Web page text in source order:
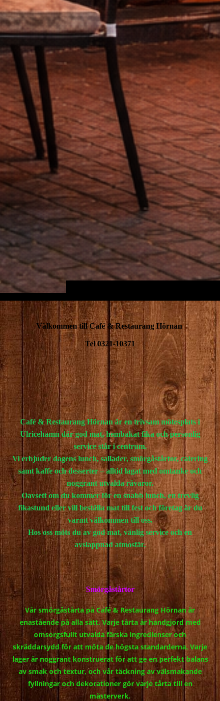
Välkommen till Café & Restaurang Hörnan
Tel 0321-10371
Café & Restaurang Hörnan är en trivsam mötesplats i
Ulricehamn där god mat, hembakat fika och personlig
service står i centrum.
Vi erbjuder dagens lunch, sallader, smörgåstårtor, catering
samt kaffe och desserter – alltid lagat med omtanke och
noggrant utvalda råvaror.
Oavsett om du kommer för en snabb lunch, en trevlig
fikastund eller vill beställa mat till fest och företag är du
varmt välkommen till oss.
Hos oss möts du av god mat, vänlig service och en
avslappnad atmosfär.
Smörgåstårtor
Vår smörgåstårta på Café & Restaurang Hörnan är
enastående på alla sätt. Varje tårta är handgjord med
omsorgsfullt utvalda färska ingredienser och
skräddarsydd för att möta de högsta standarderna. Varje
lager är noggrant konstruerat för att ge en perfekt balans
av smak och textur, och vår täckning av välsmakande
fyllningar och dekorationer gör varje tårta till en
mästerverk.